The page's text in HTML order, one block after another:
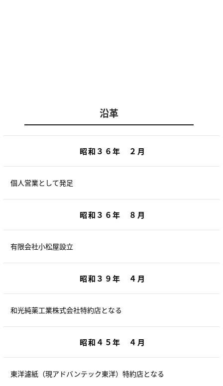
沿革
昭和３６年 ２月
個人営業として発足
昭和３６年 ８月
有限会社小松屋設立
昭和３９年 ４月
和光純薬工業株式会社特約店となる
昭和４５年 ４月
東洋濾紙（現アドバンテック東洋）特約店となる